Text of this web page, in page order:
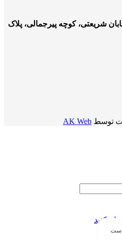
شریعتی، کوچه پیرجمالی، پلاک
توسط AK Web
کنید
است